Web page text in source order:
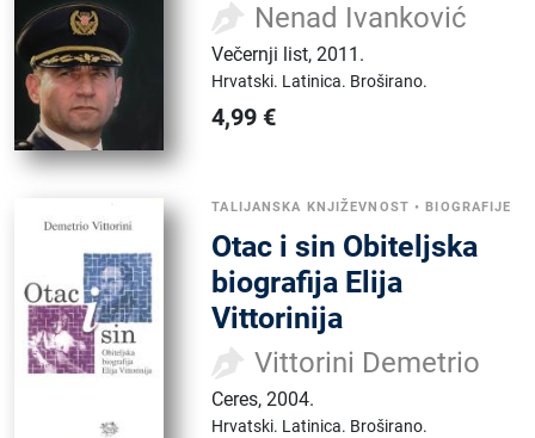
Nenad Ivanković
Večernji list,2011.
Hrvatski. Latinica. Broširano.
4,99 €
TALIJANSKA KNJIŽEVNOST • BIOGRAFIJE
Otac i sin Obiteljska
biografija Elija
Vittorinija
Vittorini Demetrio
Ceres,2004.
Hrvatski. Latinica. Broširano.